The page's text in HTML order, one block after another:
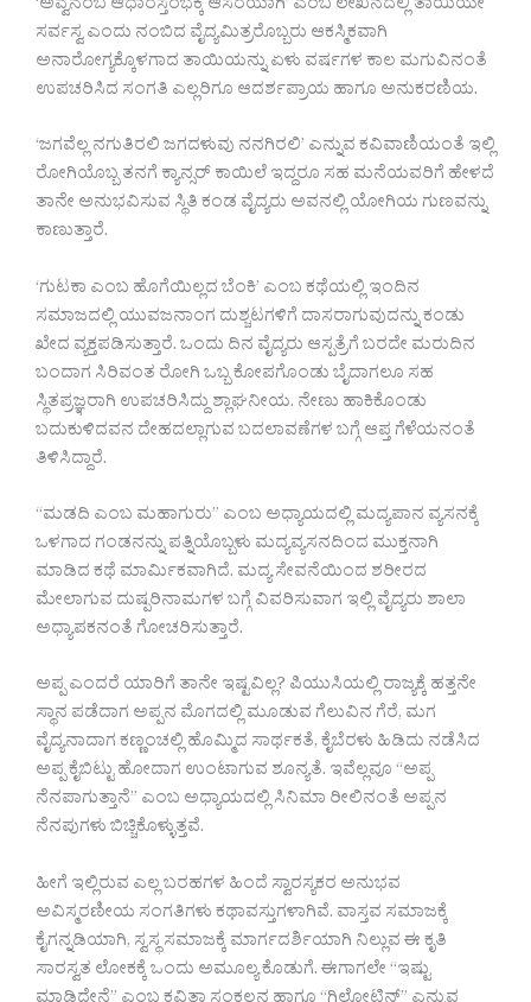
‘ಅವ್ವನೆಂಬ ಆಧಾರಸ್ತಂಭಕ್ಕೆ ಆಸರೆಯಾಗಿ’ ಎಂಬ ಲೇಖನದಲ್ಲಿ ತಾಯಿಯೇ
ಸರ್ವಸ್ವ ಎಂದು ನಂಬಿದ ವೈದ್ಯಮಿತ್ರರೊಬ್ಬರು ಆಕಸ್ಮಿಕವಾಗಿ
ಅನಾರೋಗ್ಯಕ್ಕೊಳಗಾದ ತಾಯಿಯನ್ನು ಏಳು ವರ್ಷಗಳ ಕಾಲ ಮಗುವಿನಂತೆ
ಉಪಚರಿಸಿದ ಸಂಗತಿ ಎಲ್ಲರಿಗೂ ಆದರ್ಶಪ್ರಾಯ ಹಾಗೂ ಅನುಕರಣಿಯ.
‘ಜಗವೆಲ್ಲ ನಗುತಿರಲಿ ಜಗದಳುವು ನನಗಿರಲಿ’ ಎನ್ನುವ ಕವಿವಾಣಿಯಂತೆ ಇಲ್ಲಿ
ರೋಗಿಯೊಬ್ಬ ತನಗೆ ಕ್ಯಾನ್ಸರ್ ಕಾಯಿಲೆ ಇದ್ದರೂ ಸಹ ಮನೆಯವರಿಗೆ ಹೇಳದೆ
ತಾನೇ ಅನುಭವಿಸುವ ಸ್ಥಿತಿ ಕಂಡ ವೈದ್ಯರು ಅವನಲ್ಲಿ ಯೋಗಿಯ ಗುಣವನ್ನು
ಕಾಣುತ್ತಾರೆ.
‘ಗುಟಕಾ ಎಂಬ ಹೊಗೆಯಿಲ್ಲದ ಬೆಂಕಿ’ ಎಂಬ ಕಥೆಯಲ್ಲಿ ಇಂದಿನ
ಸಮಾಜದಲ್ಲಿ ಯುವಜನಾಂಗ ದುಶ್ಚಟಗಳಿಗೆ ದಾಸರಾಗುವುದನ್ನು ಕಂಡು
ಖೇದ ವ್ಯಕ್ತಪಡಿಸುತ್ತಾರೆ. ಒಂದು ದಿನ ವೈದ್ಯರು ಆಸ್ಪತ್ರೆಗೆ ಬರದೇ ಮರುದಿನ
ಬಂದಾಗ ಸಿರಿವಂತ ರೋಗಿ ಒಬ್ಬ ಕೋಪಗೊಂಡು ಬೈದಾಗಲೂ ಸಹ
ಸ್ಥಿತಪ್ರಜ್ಞರಾಗಿ ಉಪಚರಿಸಿದ್ದು ಶ್ಲಾಘನೀಯ. ನೇಣು ಹಾಕಿಕೊಂಡು
ಬದುಕುಳಿದವನ ದೇಹದಲ್ಲಾಗುವ ಬದಲಾವಣೆಗಳ ಬಗ್ಗೆ ಆಪ್ತ ಗೆಳೆಯನಂತೆ
ತಿಳಿಸಿದ್ದಾರೆ.
“ಮಡದಿ ಎಂಬ ಮಹಾಗುರು” ಎಂಬ ಅಧ್ಯಾಯದಲ್ಲಿ ಮದ್ಯಪಾನ ವ್ಯಸನಕ್ಕೆ
ಒಳಗಾದ ಗಂಡನನ್ನು ಪತ್ನಿಯೊಬ್ಬಳು ಮದ್ಯವ್ಯಸನದಿಂದ ಮುಕ್ತನಾಗಿ
ಮಾಡಿದ ಕಥೆ ಮಾರ್ಮಿಕವಾಗಿದೆ. ಮದ್ಯ ಸೇವನೆಯಿಂದ ಶರೀರದ
ಮೇಲಾಗುವ ದುಷ್ಪರಿನಾಮಗಳ ಬಗ್ಗೆ ವಿವರಿಸುವಾಗ ಇಲ್ಲಿ ವೈದ್ಯರು ಶಾಲಾ
ಅಧ್ಯಾಪಕನಂತೆ ಗೋಚರಿಸುತ್ತಾರೆ.
ಅಪ್ಪ ಎಂದರೆ ಯಾರಿಗೆ ತಾನೇ ಇಷ್ಟವಿಲ್ಲ? ಪಿಯುಸಿಯಲ್ಲಿ ರಾಜ್ಯಕ್ಕೆ ಹತ್ತನೇ
ಸ್ಥಾನ ಪಡೆದಾಗ ಅಪ್ಪನ ಮೊಗದಲ್ಲಿ ಮೂಡುವ ಗೆಲುವಿನ ಗೆರೆ, ಮಗ
ವೈದ್ಯನಾದಾಗ ಕಣ್ಣಂಚಲ್ಲಿ ಹೊಮ್ಮಿದ ಸಾರ್ಥಕತೆ, ಕೈಬೆರಳು ಹಿಡಿದು ನಡೆಸಿದ
ಅಪ್ಪ ಕೈಬಿಟ್ಟು ಹೋದಾಗ ಉಂಟಾಗುವ ಶೂನ್ಯತೆ. ಇವೆಲ್ಲವೂ “ಅಪ್ಪ
ನೆನಪಾಗುತ್ತಾನೆ” ಎಂಬ ಅಧ್ಯಾಯದಲ್ಲಿ ಸಿನಿಮಾ ರೀಲಿನಂತೆ ಅಪ್ಪನ
ನೆನಪುಗಳು ಬಿಚ್ಚಿಕೊಳ್ಳುತ್ತವೆ.
ಹೀಗೆ ಇಲ್ಲಿರುವ ಎಲ್ಲ ಬರಹಗಳ ಹಿಂದೆ ಸ್ವಾರಸ್ಯಕರ ಅನುಭವ
ಅವಿಸ್ಮರಣೀಯ ಸಂಗತಿಗಳು ಕಥಾವಸ್ತುಗಳಾಗಿವೆ. ವಾಸ್ತವ ಸಮಾಜಕ್ಕೆ
ಕೈಗನ್ನಡಿಯಾಗಿ, ಸ್ವಸ್ಥ ಸಮಾಜಕ್ಕೆ ಮಾರ್ಗದರ್ಶಿಯಾಗಿ ನಿಲ್ಲುವ ಈ ಕೃತಿ
ಸಾರಸ್ವತ ಲೋಕಕ್ಕೆ ಒಂದು ಅಮೂಲ್ಯ ಕೊಡುಗೆ. ಈಗಾಗಲೇ “ಇಷ್ಟು